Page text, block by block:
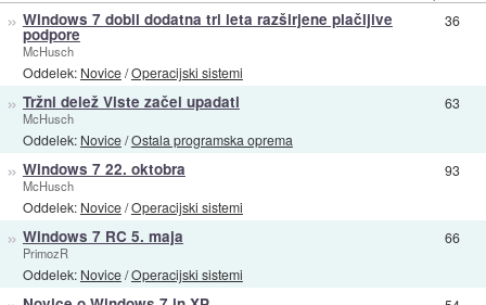
» Windows 7 dobil dodatna tri leta razširjene plačljive
podpore
McHusch
Oddelek: Novice/Operacijski sistemi
36
» Tržni delež Viste začel upadati
McHusch
Oddelek: Novice/Ostala programska oprema
63
» Windows 7 22. oktobra
McHusch
Oddelek: Novice/Operacijski sistemi
93
» Windows 7 RC 5. maja
PrimozR
Oddelek: Novice/Operacijski sistemi
66